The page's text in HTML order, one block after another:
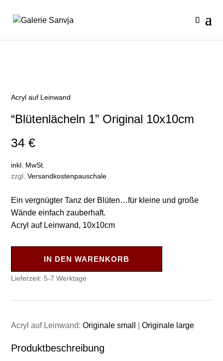
Acryl auf Leinwand
“Blütenlächeln 1” Original 10x10cm
34€
inkl. MwSt.
zzgl.Versandkostenpauschale
Ein vergnügter Tanz der Blüten…für kleine und große
Wände einfach zauberhaft.
Acryl auf Leinwand, 10x10cm
IN DEN WARENKORB
Lieferzeit: 5-7 Werktage
Acryl auf Leinwand:Originale small |Originale large
Produktbeschreibung